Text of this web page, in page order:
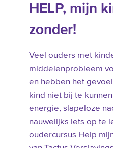
HELP, mijn
zonder!
Veel ouders met
middelenprobleem
en hebben het
kind niet bij te
energie, slapeloze
nauwelijks iets op te
oudercursus Help